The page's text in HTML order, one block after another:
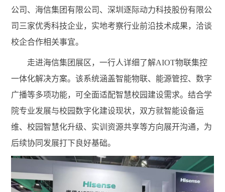
公司、海信集团有限公司、深圳逐际动力科技股份有限公
司三家优秀科技企业，实地考察行业前沿技术成果，洽谈
校企合作相关事宜。
走进海信集团展区，一行人详细了解AIOT物联集控
一体化解决方案。该系统涵盖智能物联、能源管控、数字
广播等多项功能，可全面适配智慧校园建设需求。结合学
院专业发展与校园数字化建设现状，双方就智能设备运
维、校园智慧化升级、实训资源共享等方向展开沟通，为
后续协同发展打下良好基础。